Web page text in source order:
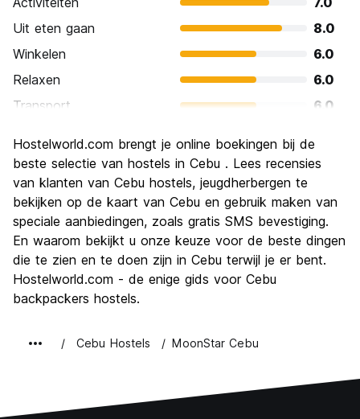
Uit eten gaan
8.0
Winkelen
6.0
Relaxen
6.0
Transport
6.0
Cultuur
6.0
Uitgaan
Waarde voor uw geld
8.0
Hostelworld.com brengt je online boekingen bij de
beste selectie van hostels in Cebu . Lees recensies
van klanten van Cebu hostels, jeugdherbergen te
bekijken op de kaart van Cebu en gebruik maken van
speciale aanbiedingen, zoals gratis SMS bevestiging.
En waarom bekijkt u onze keuze voor de beste dingen
die te zien en te doen zijn in Cebu terwijl je er bent.
Hostelworld.com - de enige gids voor Cebu
backpackers hostels.
Cebu Hostels MoonStar Cebu